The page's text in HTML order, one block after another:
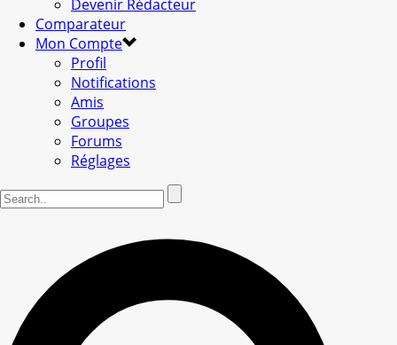
Devenir Rédacteur
Comparateur
Mon Compte
Profil
Notifications
Amis
Groupes
Forums
Réglages